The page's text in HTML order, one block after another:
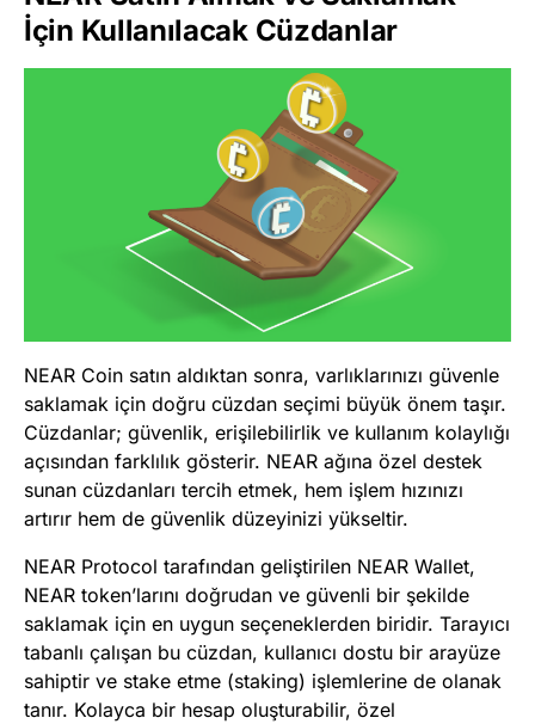
İçin Kullanılacak Cüzdanlar
NEAR Coin satın aldıktan sonra, varlıklarınızı güvenle
saklamak için doğru cüzdan seçimi büyük önem taşır.
Cüzdanlar; güvenlik, erişilebilirlik ve kullanım kolaylığı
açısından farklılık gösterir. NEAR ağına özel destek
sunan cüzdanları tercih etmek, hem işlem hızınızı
artırır hem de güvenlik düzeyinizi yükseltir.
NEAR Protocol tarafından geliştirilen NEAR Wallet,
NEAR token’larını doğrudan ve güvenli bir şekilde
saklamak için en uygun seçeneklerden biridir. Tarayıcı
tabanlı çalışan bu cüzdan, kullanıcı dostu bir arayüze
sahiptir ve stake etme (staking) işlemlerine de olanak
tanır. Kolayca bir hesap oluşturabilir, özel